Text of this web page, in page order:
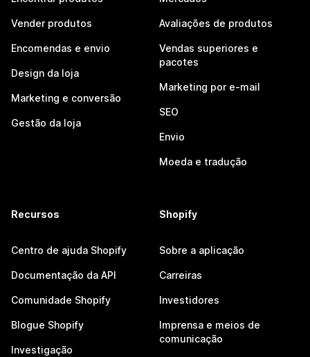
Vender produtos
Encomendas e envio
Design da loja
Marketing e conversão
Gestão da loja
Avaliações de produtos
Vendas superiores e
pacotes
Marketing por e-mail
SEO
Envio
Moeda e tradução
Recursos
Centro de ajuda Shopify
Documentação da API
Comunidade Shopify
Blogue Shopify
Investigação
Shopify
Sobre a aplicação
Carreiras
Investidores
Imprensa e meios de
comunicação